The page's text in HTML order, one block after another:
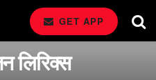
GET APP
लिरिक्स